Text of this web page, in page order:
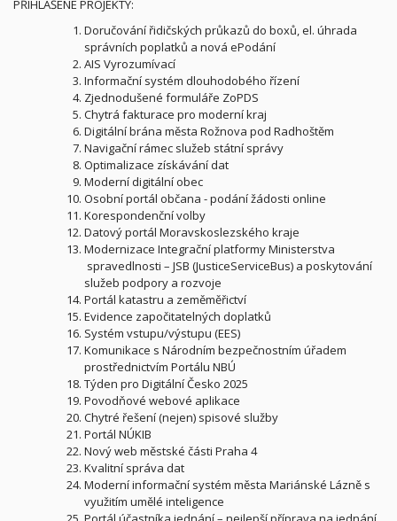
PŘIHLÁŠENÉ PROJEKTY:
Doručování řidičských průkazů do boxů, el. úhrada
správních poplatků a nová ePodání
AIS Vyrozumívací
Informační systém dlouhodobého řízení
Zjednodušené formuláře ZoPDS
Chytrá fakturace pro moderní kraj
Digitální brána města Rožnova pod Radhoštěm
Navigační rámec služeb státní správy
Optimalizace získávání dat
Moderní digitální obec
Osobní portál občana - podání žádosti online
Korespondenční volby
Datový portál Moravskoslezského kraje
Modernizace Integrační platformy Ministerstva
spravedlnosti – JSB (JusticeServiceBus) a poskytování
služeb podpory a rozvoje
Portál katastru a zeměměřictví
Evidence započitatelných doplatků
Systém vstupu/výstupu (EES)
Komunikace s Národním bezpečnostním úřadem
prostřednictvím Portálu NBÚ
Týden pro Digitální Česko 2025
Povodňové webové aplikace
Chytré řešení (nejen) spisové služby
Portál NÚKIB
Nový web městské části Praha 4
Kvalitní správa dat
Moderní informační systém města Mariánské Lázně s
využitím umělé inteligence